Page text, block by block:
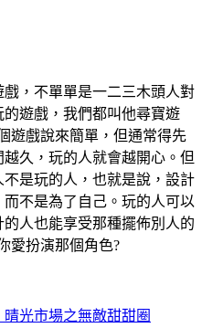
，不單單是一二三木頭人對
遊戲，我們都叫他尋寶遊
遊戲說來簡單，但通常得先
久，玩的人就會越開心。但
是玩的人，也就是說，設計
不是為了自己。玩的人可以
人也能享受那種擺佈別人的
愛扮演那個角色?
晴光市場之無敵甜甜圈